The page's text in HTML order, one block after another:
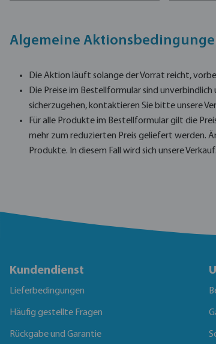
Algemeine
Die Aktion läuft solange der Vorrat reicht,
Die Preise im Bestellformular sind
sicherzugehen, kontaktieren Sie bitte unsere
Für alle Produkte im Bestellformular gilt die
mehr zum reduzierten Preis geliefert werden.
Produkte. In diesem Fall wird sich unsere
Kundendienst
Lieferbedingungen
Häufig gestellte Fragen
Rückgabe und Garantie